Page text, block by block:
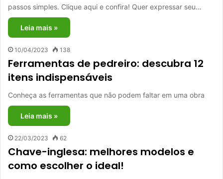
passos simples. Clique aqui e confira! Quer expressar seu…
Leia mais »
10/04/2023 138
Ferramentas de pedreiro: descubra 12
itens indispensáveis
Conheça as ferramentas que não podem faltar em uma obra
Leia mais »
22/03/2023 62
Chave-inglesa: melhores modelos e
como escolher o ideal!